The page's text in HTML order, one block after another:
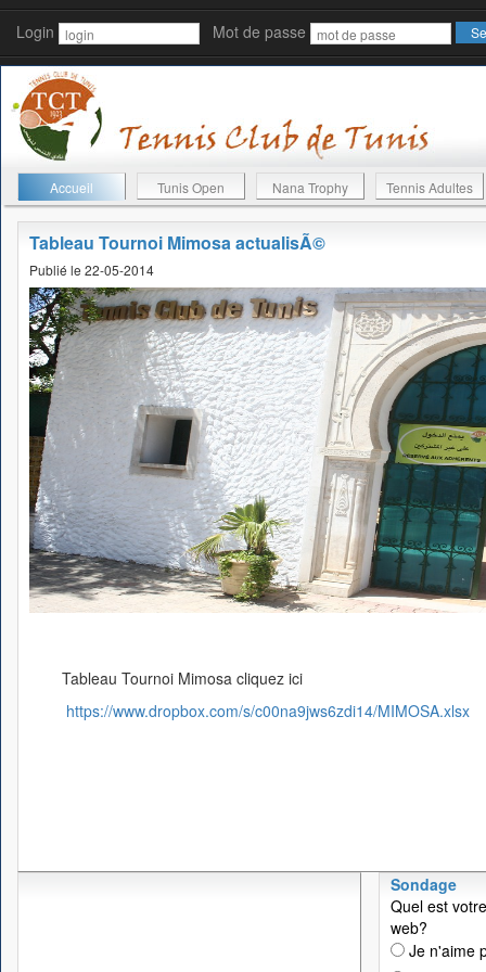
Login Mot de passe
Accueil Tunis Open Nana Trophy Tennis Adultes
Tableau Tournoi Mimosa actualisÃ©
Publié le 22-05-2014
Tableau Tournoi Mimosa cliquez ici
https://www.dropbox.com/s/c00na9jws6zdi14/MIMOSA.xlsx
Sondage
Quel est
web?
Je n'aime